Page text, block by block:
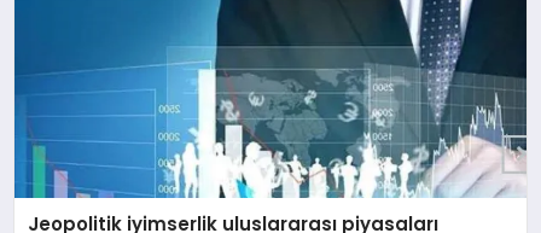
Jeopolitik iyimserlik uluslararası piyasaları